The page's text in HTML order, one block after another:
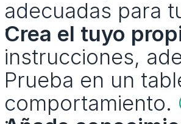
adecuadas para
Crea el tuyo
instrucciones,
Prueba en un
comportamiento.